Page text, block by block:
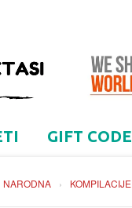
GIFT CODE
NARODNA › KOMPILACIJE